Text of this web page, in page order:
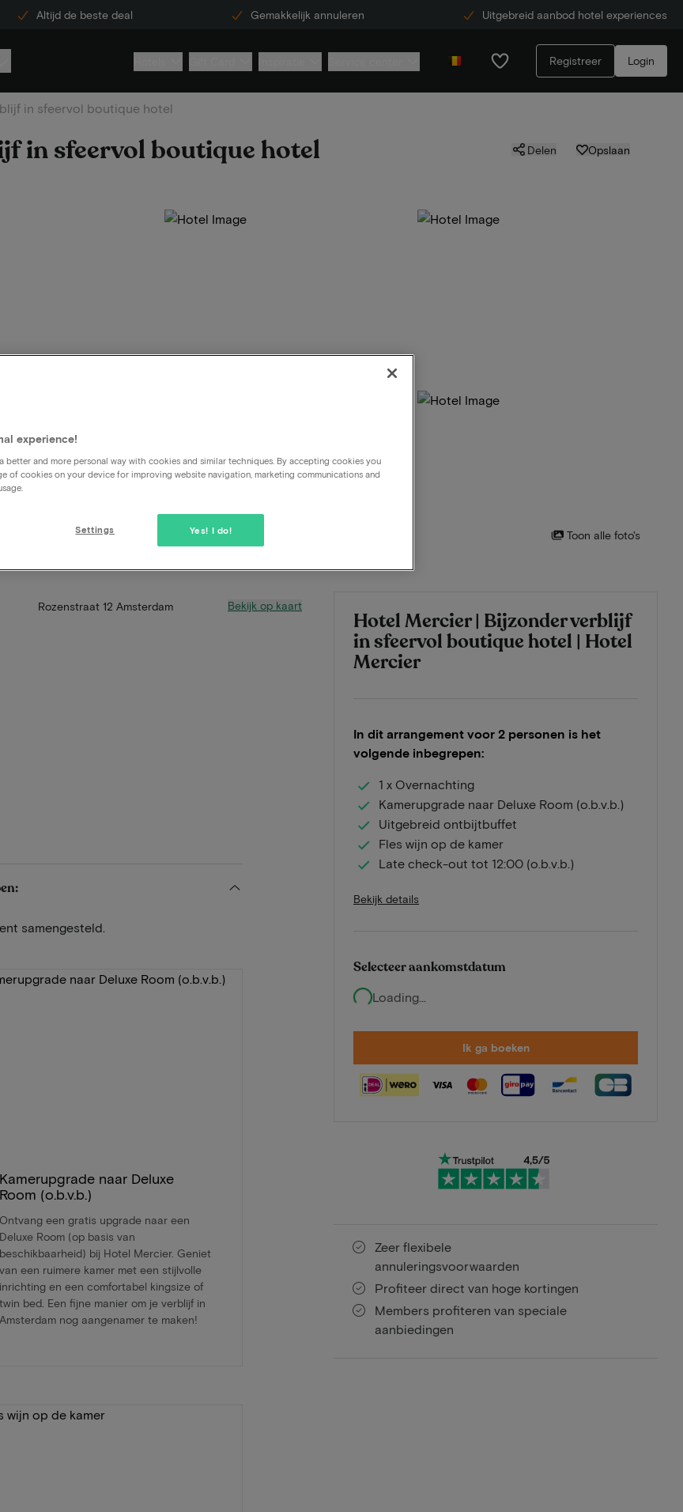
Altijd de beste deal Gemakkelijk annuleren Uitgebreid aanbod hotel experiences
Registreer Login
in sfeervol boutique hotel
in sfeervol boutique hotel Delen Opslaan
Toon alle foto's
Hotel Mercier | Bijzonder verblijf
in sfeervol boutique hotel | Hotel
Mercier
In dit arrangement voor 2 personen is het
volgende inbegrepen:
1 x Overnachting
Kamerupgrade naar Deluxe Room (o.b.v.b.)
Uitgebreid ontbijtbuffet
Fles wijn op de kamer
Late check-out tot 12:00 (o.b.v.b.)
Bekijk details
Selecteer aankomstdatum
Loading...
Ik ga boeken
Zeer flexibele
annuleringsvoorwaarden
Profiteer direct van hoge kortingen
Members profiteren van speciale
aanbiedingen
Rozenstraat 12 Amsterdam Bekijk op kaart
samengesteld.
Kamerupgrade naar Deluxe
Room (o.b.v.b.)
Ontvang een gratis upgrade naar een
Deluxe Room (op basis van
beschikbaarheid) bij Hotel Mercier. Geniet
van een ruimere kamer met een stijlvolle
inrichting en een comfortabel kingsize of
twin bed. Een fijne manier om je verblijf in
Amsterdam nog aangenamer te maken!
experience!
better and more personal way with cookies and similar techniques. By accepting cookies you
of cookies on your device for improving website navigation, marketing communications and
Yes! I do!
Settings